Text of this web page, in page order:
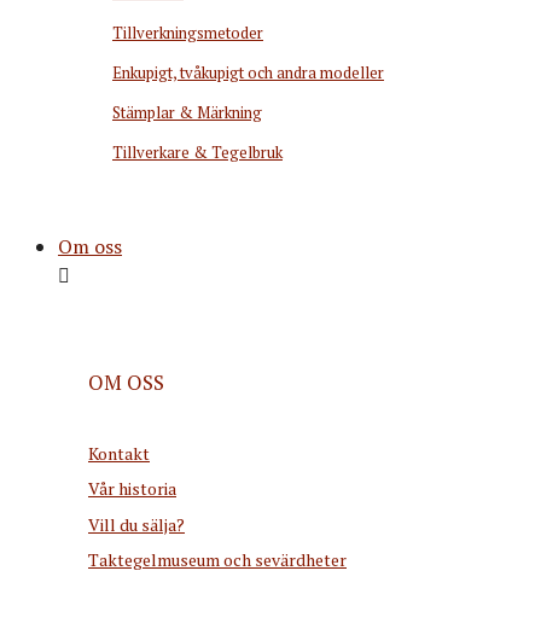
Tillverkningsmetoder
Enkupigt, tvåkupigt och andra modeller
Stämplar & Märkning
Tillverkare & Tegelbruk
Om oss
OM OSS
Kontakt
Vår historia
Vill du sälja?
Taktegelmuseum och sevärdheter